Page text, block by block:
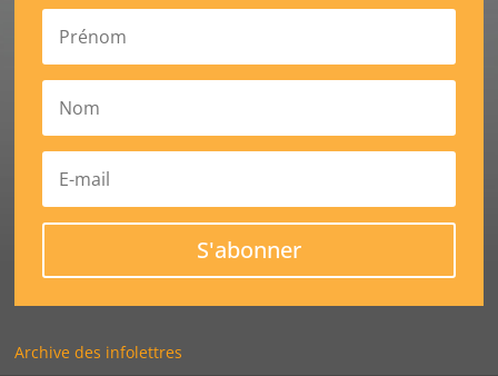
S'abonner
Archive des infolettres